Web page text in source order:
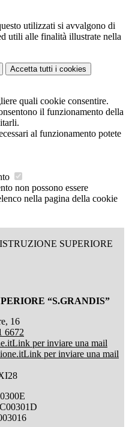
utilizzati si avvalgono di
utili alle finalità illustrate nella
Accetta tutti i cookies
quali cookie consentire.
il funzionamento della
al funzionamento potete
non possono essere
nella pagina della cookie
SUPERIORE
“S.GRANDIS”
16
6672
Link per inviare una mail
Link per inviare una mail